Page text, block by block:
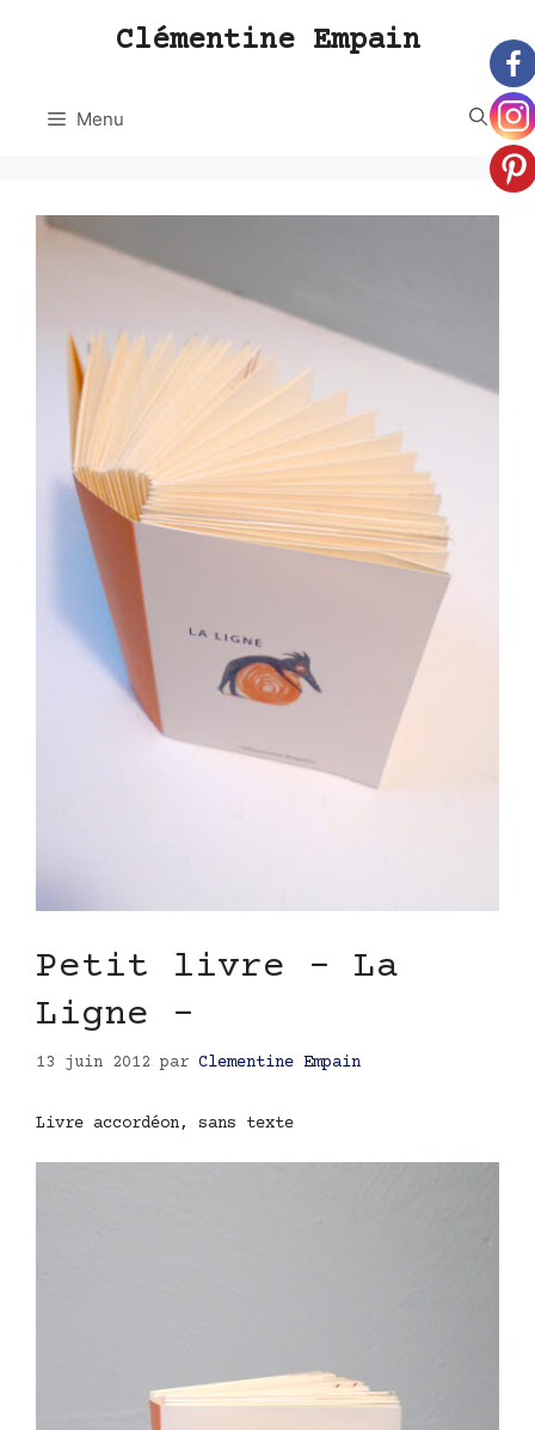
Clémentine Empain
Menu
Petit livre – La
Ligne –
13 juin 2012 par Clementine Empain
Livre accordéon, sans texte